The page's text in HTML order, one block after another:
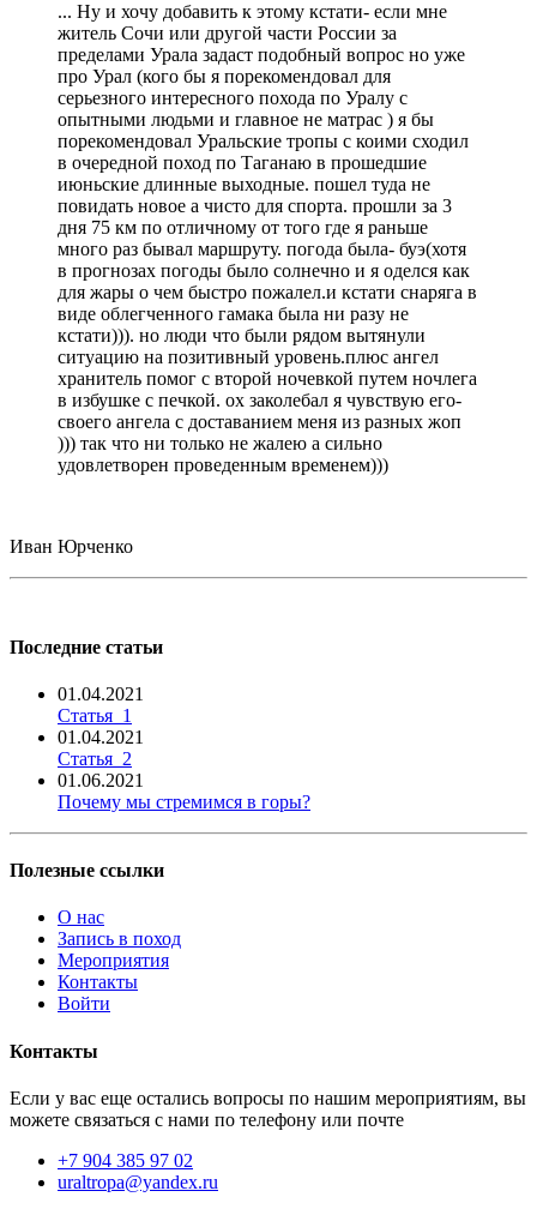
... Ну и хочу добавить к этому кстати- если мне
житель Сочи или другой части России за
пределами Урала задаст подобный вопрос но уже
про Урал (кого бы я порекомендовал для
серьезного интересного похода по Уралу с
опытными людьми и главное не матрас ) я бы
порекомендовал Уральские тропы с коими сходил
в очередной поход по Таганаю в прошедшие
июньские длинные выходные. пошел туда не
повидать новое а чисто для спорта. прошли за 3
дня 75 км по отличному от того где я раньше
много раз бывал маршруту. погода была- буэ(хотя
в прогнозах погоды было солнечно и я оделся как
для жары о чем быстро пожалел.и кстати снаряга в
виде облегченного гамака была ни разу не
кстати))). но люди что были рядом вытянули
ситуацию на позитивный уровень.плюс ангел
хранитель помог с второй ночевкой путем ночлега
в избушке с печкой. ох заколебал я чувствую его-
своего ангела с доставанием меня из разных жоп
))) так что ни только не жалею а сильно
удовлетворен проведенным временем)))
Иван Юрченко
Последние статьи
01.04.2021
Статья_1
01.04.2021
Статья_2
01.06.2021
Почему мы стремимся в горы?
Полезные ссылки
О нас
Запись в поход
Мероприятия
Контакты
Войти
Контакты
Если у вас еще остались вопросы по нашим мероприятиям, вы
можете связаться с нами по телефону или почте
+7 904 385 97 02
uraltropa@yandex.ru